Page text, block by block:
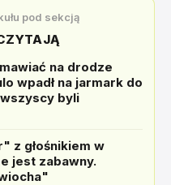
pod sekcją
na drodze
wpadł na jarmark do
byli
z głośnikiem w
jest zabawny.